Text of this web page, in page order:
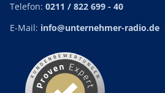
Telefon: 0211 / 822 699 - 40
E-Mail: info@unternehmer-radio.de